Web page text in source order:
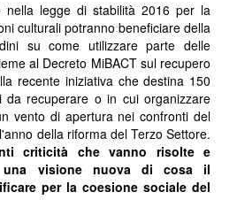
nella legge di stabilità 2016 per la
culturali potranno beneficiare della
su come utilizzare parte delle
al Decreto MiBACT sul recupero
recente iniziativa che destina 150
recuperare o in cui organizzare
vento di apertura nei confronti del
della riforma del Terzo Settore.
criticità che vanno risolte e
una visione nuova di cosa il
per la coesione sociale del